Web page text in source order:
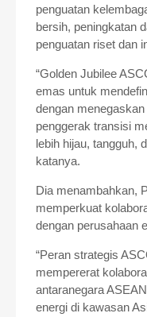
penguatan
bersih, peningkatan
penguatan riset dan
“Golden Jubilee
emas untuk
dengan
penggerak transisi
lebih hijau, tangguh,
katanya.
Dia menambahkan,
memperkuat
dengan perusahaan
“Peran strategis
mempererat
antaranegara
energi di kawasan